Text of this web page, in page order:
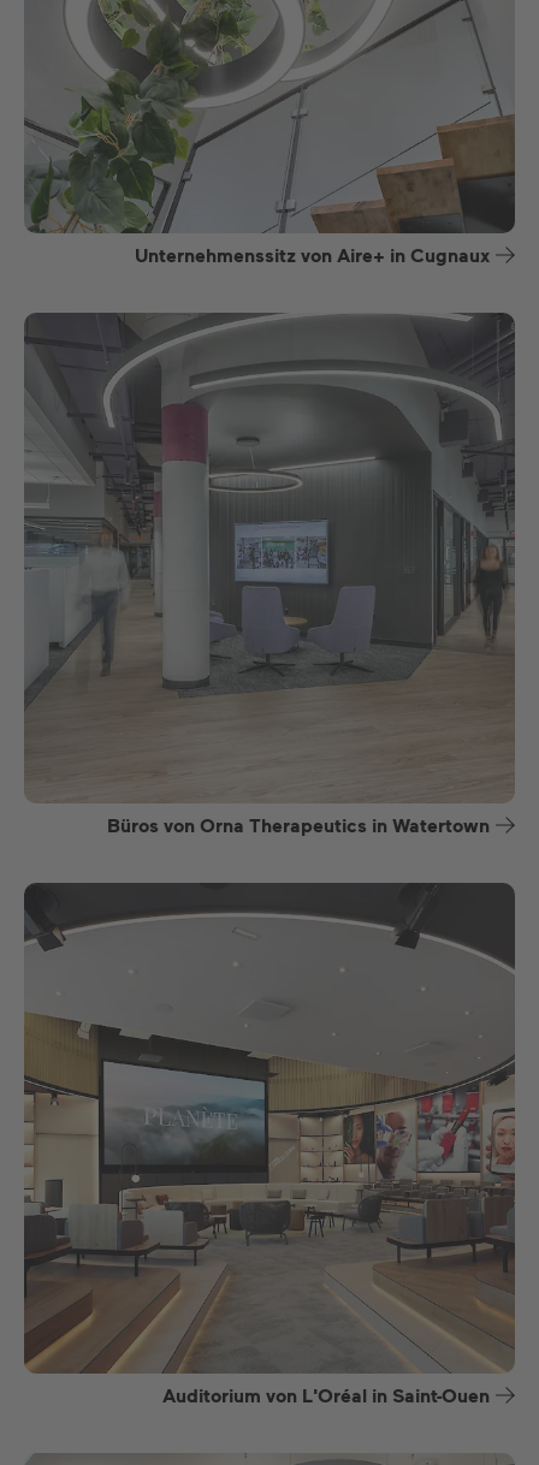
Unternehmenssitz von Aire+ in Cugnaux
Büros von Orna Therapeutics in Watertown
Auditorium von L'Oréal in Saint-Ouen